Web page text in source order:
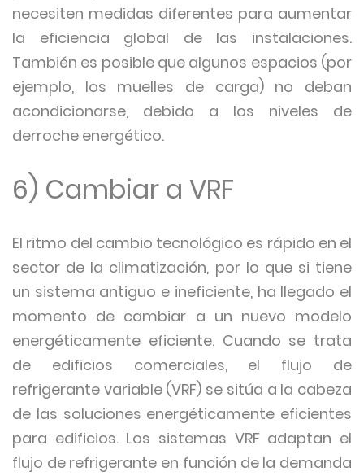
necesiten medidas diferentes para aumentar
la eficiencia global de las instalaciones.
También es posible que algunos espacios (por
ejemplo, los muelles de carga) no deban
acondicionarse, debido a los niveles de
derroche energético.
6) Cambiar a VRF
El ritmo del cambio tecnológico es rápido en el
sector de la climatización, por lo que si tiene
un sistema antiguo e ineficiente, ha llegado el
momento de cambiar a un nuevo modelo
energéticamente eficiente. Cuando se trata
de edificios comerciales, el flujo de
refrigerante variable (VRF) se sitúa a la cabeza
de las soluciones energéticamente eficientes
para edificios. Los sistemas VRF adaptan el
flujo de refrigerante en función de la demanda